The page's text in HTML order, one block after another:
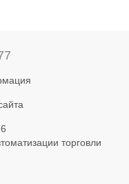
торговли